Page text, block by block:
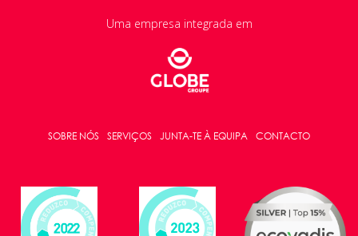
Uma empresa integrada em
SOBRE NÓS SERVIÇOS JUNTA-TE À EQUIPA CONTACTO